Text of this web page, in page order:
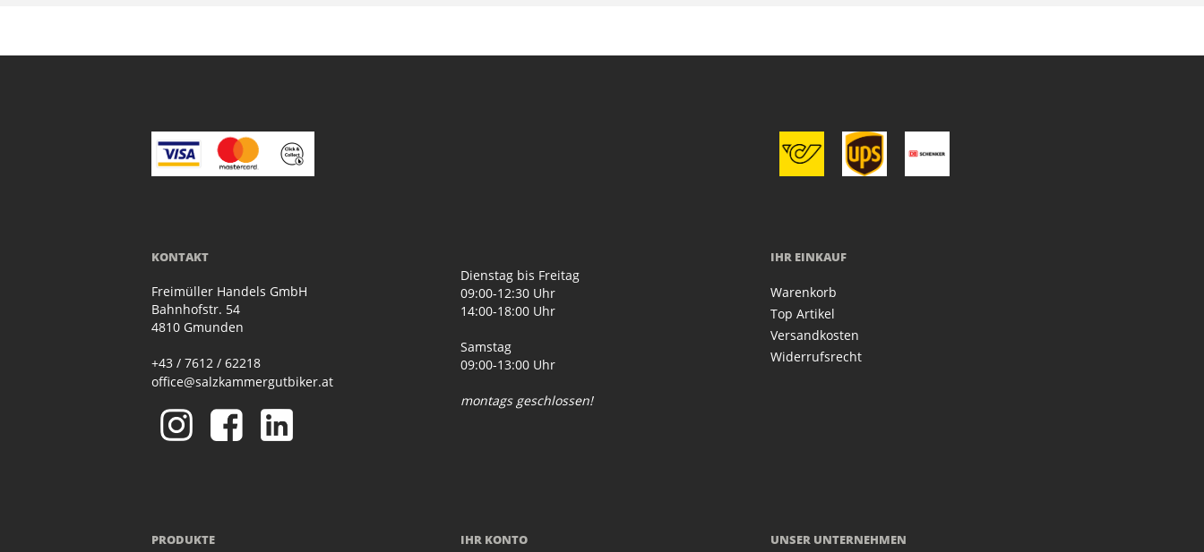
KONTAKT
Freimüller Handels GmbH
Bahnhofstr. 54
4810 Gmunden
+43 / 7612 / 62218
office@salzkammergutbiker.at
Dienstag bis Freitag
09:00-12:30 Uhr
14:00-18:00 Uhr
Samstag
09:00-13:00 Uhr
montags geschlossen!
IHR EINKAUF
Warenkorb
Top Artikel
Versandkosten
Widerrufsrecht
PRODUKTE IHR KONTO UNSER UNTERNEHMEN